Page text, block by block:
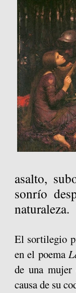
asalto,
sonrío
naturaleza.
El sortilegio
en el poema
de una mujer
causa de su